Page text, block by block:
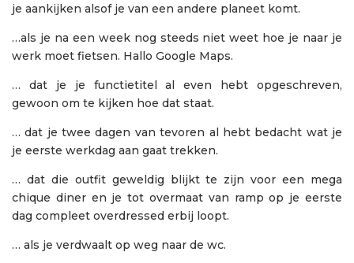
je aankijken alsof je van een andere planeet komt.
…als je na een week nog steeds niet weet hoe je naar je
werk moet fietsen. Hallo Google Maps.
… dat je je functietitel al even hebt opgeschreven,
gewoon om te kijken hoe dat staat.
… dat je twee dagen van tevoren al hebt bedacht wat je
je eerste werkdag aan gaat trekken.
… dat die outfit geweldig blijkt te zijn voor een mega
chique diner en je tot overmaat van ramp op je eerste
dag compleet overdressed erbij loopt.
… als je verdwaalt op weg naar de wc.